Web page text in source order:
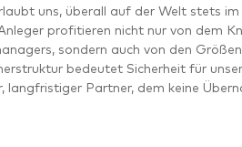
uns, überall auf der Welt stets
profitieren nicht nur von dem
sondern auch von den
bedeutet Sicherheit für
langfristiger Partner, dem keine